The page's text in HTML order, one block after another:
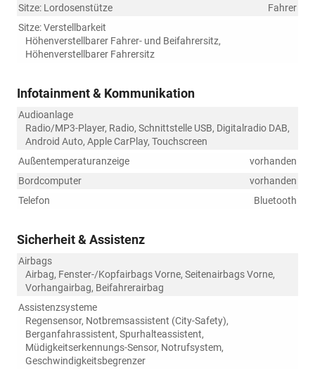
Sitze: Lordosenstütze
Fahrer
Sitze: Verstellbarkeit
Höhenverstellbarer Fahrer- und Beifahrersitz,
Höhenverstellbarer Fahrersitz
Infotainment & Kommunikation
Audioanlage
Radio/MP3-Player, Radio, Schnittstelle USB, Digitalradio DAB,
Android Auto, Apple CarPlay, Touchscreen
Außentemperaturanzeige
vorhanden
Bordcomputer
vorhanden
Telefon
Bluetooth
Sicherheit & Assistenz
Airbags
Airbag, Fenster-/Kopfairbags Vorne, Seitenairbags Vorne,
Vorhangairbag, Beifahrerairbag
Assistenzsysteme
Regensensor, Notbremsassistent (City-Safety),
Berganfahrassistent, Spurhalteassistent,
Müdigkeitserkennungs-Sensor, Notrufsystem,
Geschwindigkeitsbegrenzer